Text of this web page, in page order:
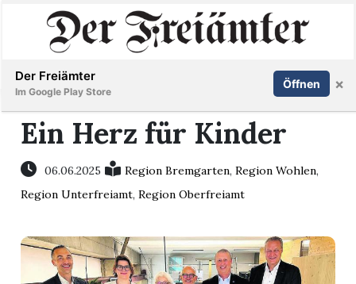
Immobilien
Veranstaltungen
Stellen
Inserieren Abonnieren Anmelden
Ein Herz für Kinder
06.06.2025 Region Bremgarten,Region Wohlen,
Region Unterfreiamt,Region Oberfreiamt
Der Freiämter
Im Google Play Store
Öffnen ×